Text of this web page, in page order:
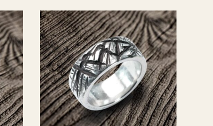
in Silber anbieten. Wenn Du einen